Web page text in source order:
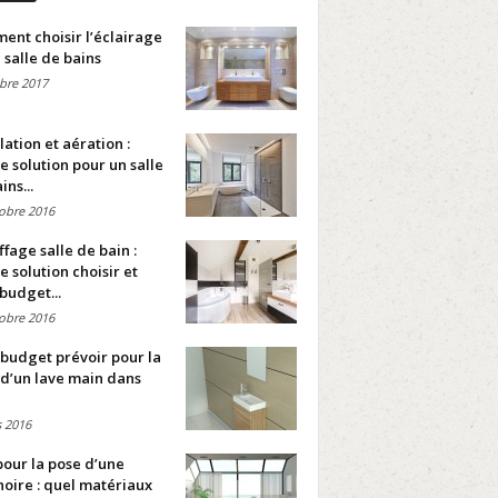
choisir l’éclairage
salle de bains
2017
et aération :
solution pour un salle
2016
salle de bain :
solution choisir et
2016
prévoir pour la
lave main dans
2016
la pose d’une
: quel matériaux